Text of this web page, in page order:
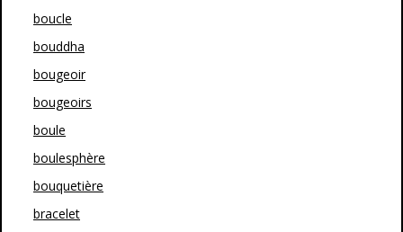
boucle
bouddha
bougeoir
bougeoirs
boule
boulesphère
bouquetière
bracelet